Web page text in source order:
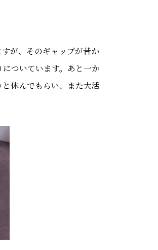
が、そのギャップが昔か
ついています。あと一か
休んでもらい、また大活